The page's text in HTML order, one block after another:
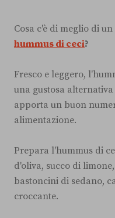
Cosa c'è di meglio di
hummus di ceci?
Fresco e leggero,
una gustosa
apporta un buon
alimentazione.
Prepara l'hummus di
d'oliva, succo di
bastoncini di sedano,
croccante.